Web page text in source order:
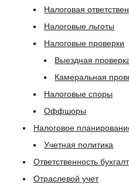
Налоговая
Налоговые льготы
Налоговые проверки
Выездная
Камеральная
Налоговые споры
Оффшоры
Налоговое
Учетная политика
Ответственность
Отраслевой учет